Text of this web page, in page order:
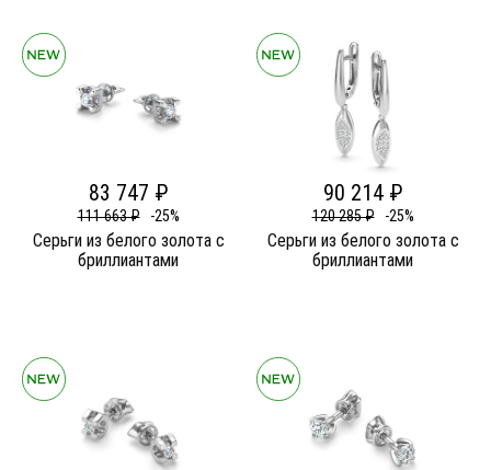
83 747 ₽
111 663 ₽ -25%
Серьги из белого золота c
бриллиантами
90 214 ₽
120 285 ₽ -25%
Серьги из белого золота c
бриллиантами